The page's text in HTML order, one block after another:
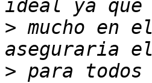
> mucho en
> para